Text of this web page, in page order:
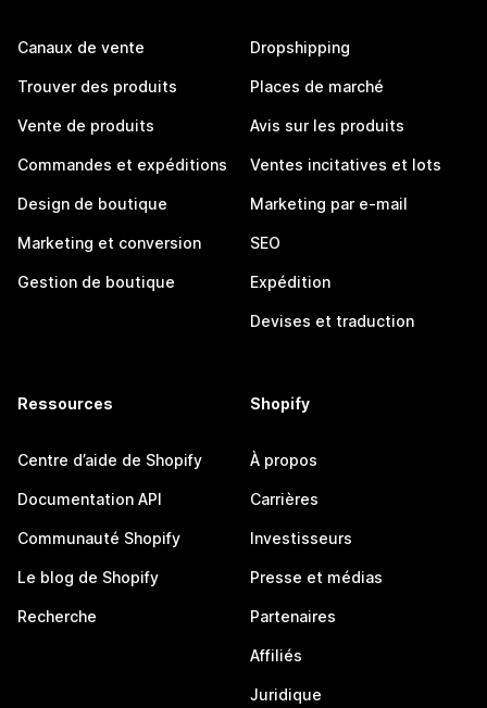
Canaux de vente
Trouver des produits
Vente de produits
Commandes et expéditions
Design de boutique
Marketing et conversion
Gestion de boutique
Dropshipping
Places de marché
Avis sur les produits
Ventes incitatives et lots
Marketing par e-mail
SEO
Expédition
Devises et traduction
Ressources
Centre d’aide de Shopify
Documentation API
Communauté Shopify
Le blog de Shopify
Recherche
Shopify
À propos
Carrières
Investisseurs
Presse et médias
Partenaires
Affiliés
Juridique